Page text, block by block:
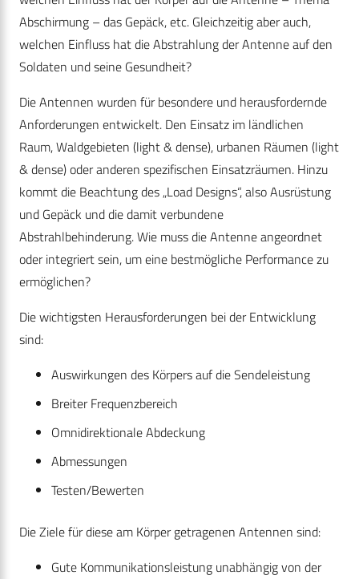
Abschirmung – das Gepäck, etc. Gleichzeitig aber auch,
welchen Einfluss hat die Abstrahlung der Antenne auf den
Soldaten und seine Gesundheit?
Die Antennen wurden für besondere und herausfordernde
Anforderungen entwickelt. Den Einsatz im ländlichen
Raum, Waldgebieten (light & dense), urbanen Räumen (light
& dense) oder anderen spezifischen Einsatzräumen. Hinzu
kommt die Beachtung des „Load Designs“, also Ausrüstung
und Gepäck und die damit verbundene
Abstrahlbehinderung. Wie muss die Antenne angeordnet
oder integriert sein, um eine bestmögliche Performance zu
ermöglichen?
Die wichtigsten Herausforderungen bei der Entwicklung
sind:
Auswirkungen des Körpers auf die Sendeleistung
Breiter Frequenzbereich
Omnidirektionale Abdeckung
Abmessungen
Testen/Bewerten
Die Ziele für diese am Körper getragenen Antennen sind:
Gute Kommunikationsleistung unabhängig von der